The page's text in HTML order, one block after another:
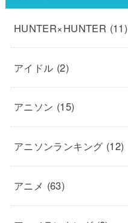
HUNTER×HUNTER (11)
アイドル (2)
アニソン (15)
アニソンランキング (12)
アニメ (63)